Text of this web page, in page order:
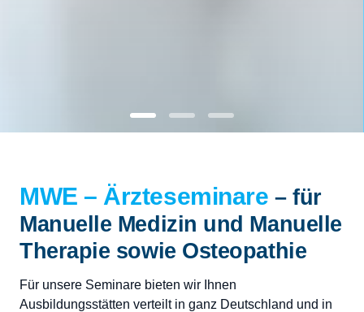
MWE – Ärzteseminare
für
Manuelle Medizin und Manuelle
Therapie sowie Osteopathie
Für unsere Seminare bieten wir Ihnen
Ausbildungsstätten verteilt in ganz Deutschland und in